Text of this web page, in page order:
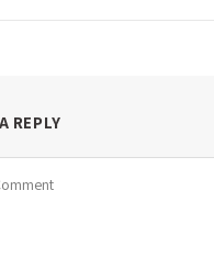
REPLY